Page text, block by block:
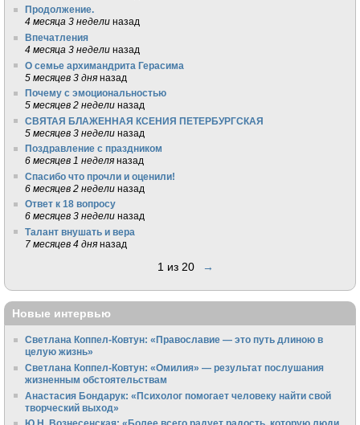
Продолжение.
4 месяца 3 недели назад
Впечатления
4 месяца 3 недели назад
О семье архимандрита Герасима
5 месяцев 3 дня назад
Почему с эмоциональностью
5 месяцев 2 недели назад
СВЯТАЯ БЛАЖЕННАЯ КСЕНИЯ ПЕТЕРБУРГСКАЯ
5 месяцев 3 недели назад
Поздравление с праздником
6 месяцев 1 неделя назад
Спасибо что прочли и оценили!
6 месяцев 2 недели назад
Ответ к 18 вопросу
6 месяцев 3 недели назад
Талант внушать и вера
7 месяцев 4 дня назад
1 из 20 →
Новые интервью
Светлана Коппел-Ковтун: «Православие — это путь длиною в
целую жизнь»
Светлана Коппел-Ковтун: «Омилия» — результат послушания
жизненным обстоятельствам
Анастасия Бондарук: «Психолог помогает человеку найти свой
творческий выход»